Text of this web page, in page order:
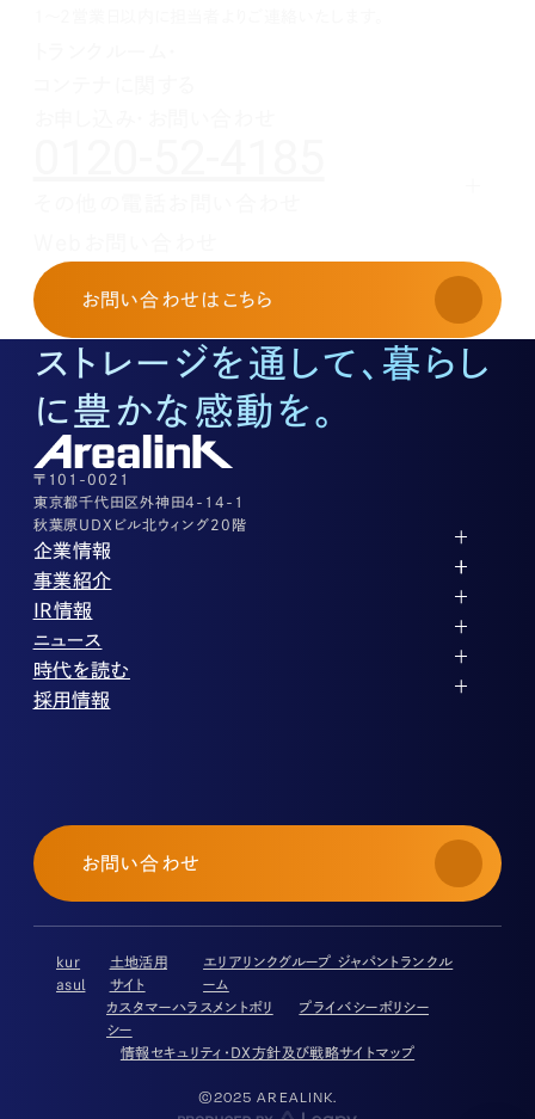
お申し込み・お問い合わせ
03-3526-8568
土地活用に関するお問い合わせ
03-3526-8574
底地に関するお問い合わせ
03-3526-8572
株式に関するお問い合わせ
03-3526-8556
その他上記に当てはまらない案件等
03-3526-8556
お問い合わせ はこちら
ストレージを通して、暮らし
に豊かな感動を。
〒101-0021
東京都千代田区外神田4-14-1
秋葉原UDXビル北ウィング20階
企業情報
代表メッセージ
企業理念
会社概要
役員紹介
沿革
コーポレートガバナンス
事業紹介
ストレージ事業
パートナー制度
ストレージライフ
土地権利整備事業
オフィス事業
アセット事業
IR情報
IRカレンダー
中期経営計画
事業等のリスク
株式・株主情報
個人投資家の皆様へ
よくある質問・用語集
IRメール登録
免責事項
ニュース
PR
IR
時代を読む
投稿一覧
採用情報
採用エントリー
お問い合わせ
kur
asul
土地活用
サイト
エリアリンクグループ ジャパントランクル
ーム
カスタマーハラスメントポリ
シー
プライバシーポリシー
情報セキュリティ・DX方針及び戦略サイトマップ
©2025 AREALINK.